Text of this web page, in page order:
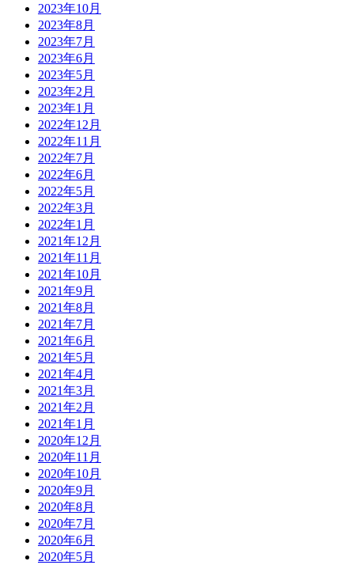
2023年10月
2023年8月
2023年7月
2023年6月
2023年5月
2023年2月
2023年1月
2022年12月
2022年11月
2022年7月
2022年6月
2022年5月
2022年3月
2022年1月
2021年12月
2021年11月
2021年10月
2021年9月
2021年8月
2021年7月
2021年6月
2021年5月
2021年4月
2021年3月
2021年2月
2021年1月
2020年12月
2020年11月
2020年10月
2020年9月
2020年8月
2020年7月
2020年6月
2020年5月